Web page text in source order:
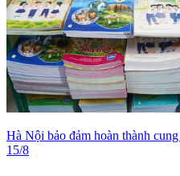
Hà Nội bảo đảm hoàn thành
15/8